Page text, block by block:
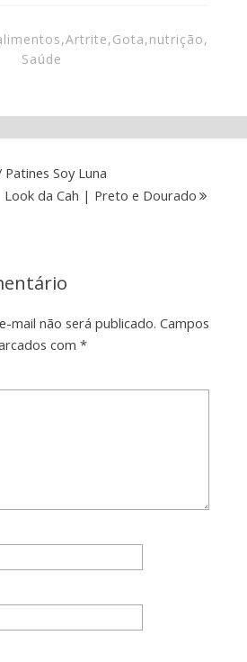
,Artrite,Gota,nutrição,
Saúde
Soy Luna
Look da Cah | Preto e Dourado
mail não será publicado. Campos
com *